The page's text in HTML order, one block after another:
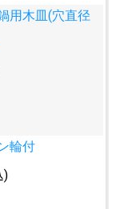
用木皿(穴直径
輪付
)